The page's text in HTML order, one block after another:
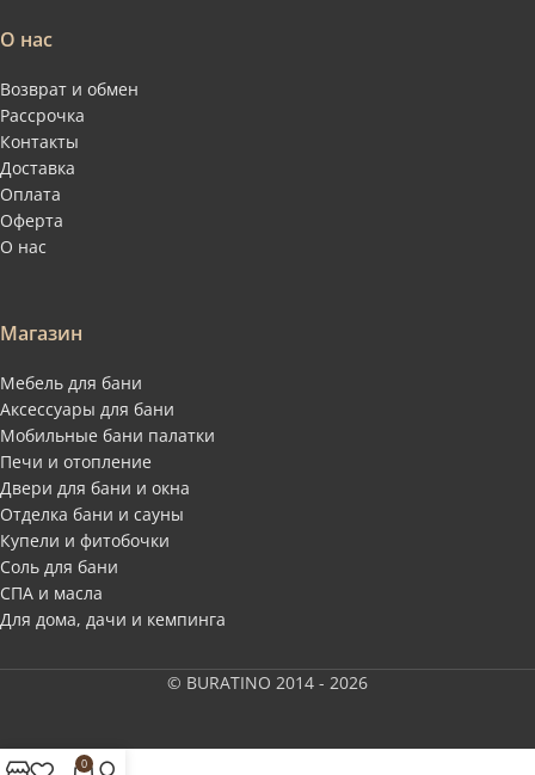
О нас
Возврат и обмен
Рассрочка
Контакты
Доставка
Оплата
Оферта
О нас
Магазин
Мебель для бани
Аксессуары для бани
Мобильные бани палатки
Печи и отопление
Двери для бани и окна
Отделка бани и сауны
Купели и фитобочки
Соль для бани
СПА и масла
Для дома, дачи и кемпинга
© BURATINO 2014 - 2026
0